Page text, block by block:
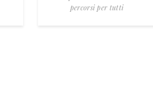
percorsi per tutti